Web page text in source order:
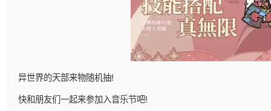
异世界的天部来物随机抽!
快和朋友们一起来参加入音乐节吧!